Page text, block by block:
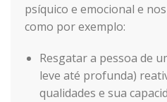
psíquico e emocional e
como por exemplo:
Resgatar a pessoa de
leve até profunda)
qualidades e sua